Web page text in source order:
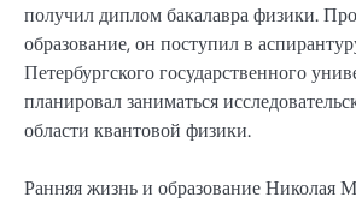
получил диплом бакалавра физики.
образование, он поступил в
Петербургского государственного
планировал заниматься
области квантовой физики.
Ранняя жизнь и образование Николая